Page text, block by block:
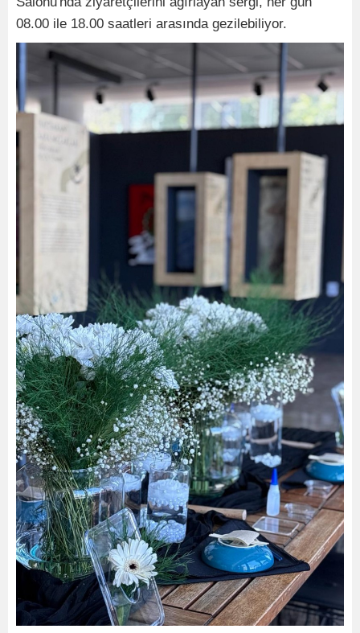
08.00 ile 18.00 saatleri arasında gezilebiliyor.